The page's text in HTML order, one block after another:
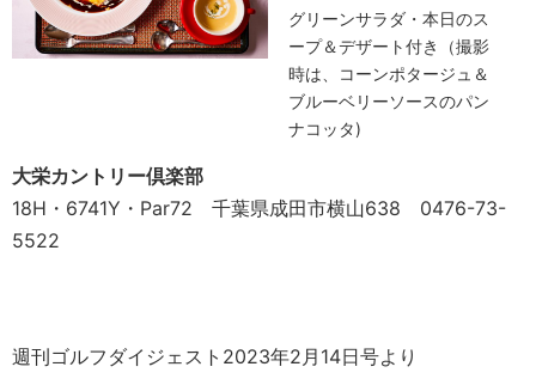
グリーンサラダ・本日のス
ープ＆デザート付き（撮影
時は、コーンポタージュ＆
ブルーベリーソースのパン
ナコッタ)
大栄カントリー倶楽部
18H・6741Y・Par72 千葉県成田市横山638 0476-73-
5522
週刊ゴルフダイジェスト2023年2月14日号より